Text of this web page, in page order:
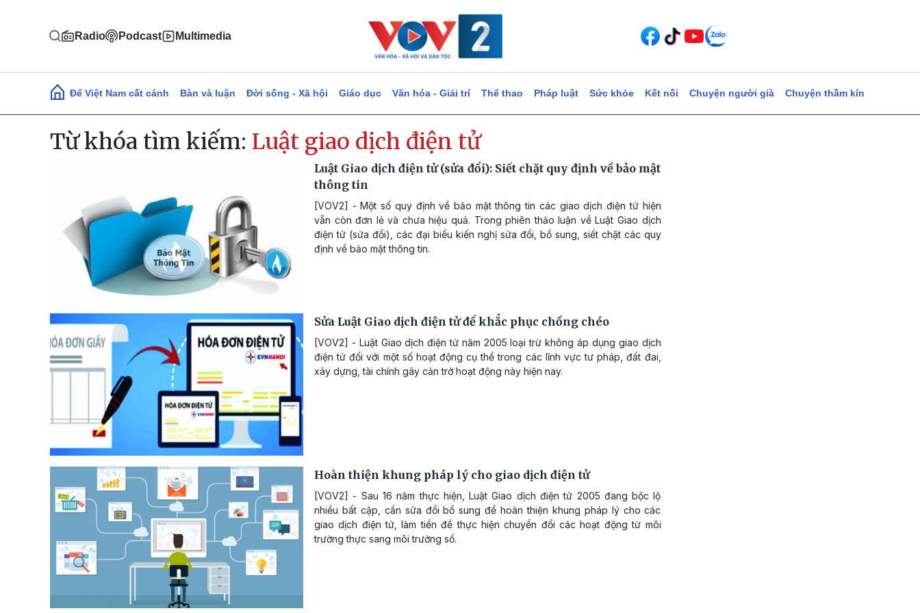
Radio Podcast Multimedia
Main navigation
Để Việt Nam cất cánh Bàn và luận Đời sống - Xã hội Giáo dục Văn hóa - Giải trí Thể thao Pháp luật Sức khỏe Kết nối Chuyện người già Chuyện thầm kín
Từ khóa tìm kiếm: Luật giao dịch điện tử
Luật Giao dịch điện tử (sửa đổi): Siết chặt quy định về bảo mật
thông tin
[VOV2] - Một số quy định về bảo mật thông tin các giao dịch điện tử hiện
vẫn còn đơn lẻ và chưa hiệu quả. Trong phiên thảo luận về Luật Giao dịch
điện tử (sửa đổi), các đại biểu kiến nghị sửa đổi, bổ sung, siết chặt các quy
định về bảo mật thông tin.
Sửa Luật Giao dịch điện tử để khắc phục chồng chéo
[VOV2] - Luật Giao dịch điện tử năm 2005 loại trừ không áp dụng giao dịch
điện tử đối với một số hoạt động cụ thể trong các lĩnh vực tư pháp, đất đai,
xây dựng, tài chính gây cản trở hoạt động này hiện nay.
Hoàn thiện khung pháp lý cho giao dịch điện tử
[VOV2] - Sau 16 năm thực hiện, Luật Giao dịch điện tử 2005 đang bộc lộ
nhiều bất cập, cần sửa đổi bổ sung để hoàn thiện khung pháp lý cho các
giao dịch điện tử, làm tiền đề thực hiện chuyển đổi các hoạt động từ môi
trường thực sang môi trường số.